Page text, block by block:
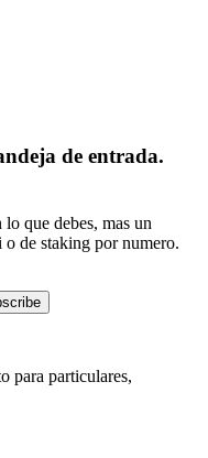
de entrada.
que debes, mas un
de staking por numero.
para particulares,